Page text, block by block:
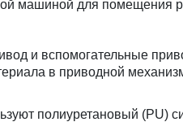
машиной для помещения
и вспомогательные
в приводной
полиуретановый (PU)